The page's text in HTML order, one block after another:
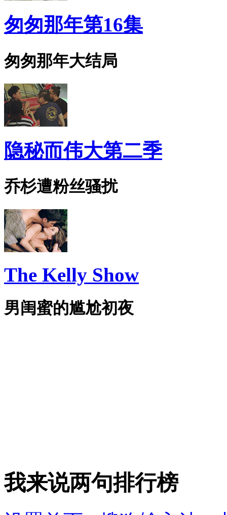
匆匆那年第16集
匆匆那年大结局
隐秘而伟大第二季
乔杉遭粉丝骚扰
The Kelly Show
男闺蜜的尴尬初夜
我来说两句排行榜